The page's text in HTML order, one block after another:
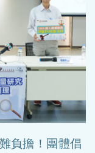
負擔！團體倡